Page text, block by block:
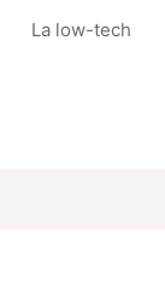
La low-tech